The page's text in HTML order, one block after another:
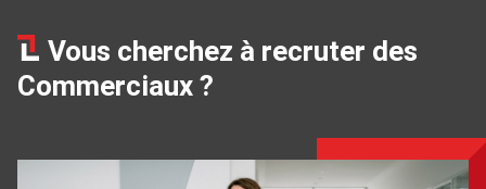
Vous cherchez à recruter des
Commerciaux ?